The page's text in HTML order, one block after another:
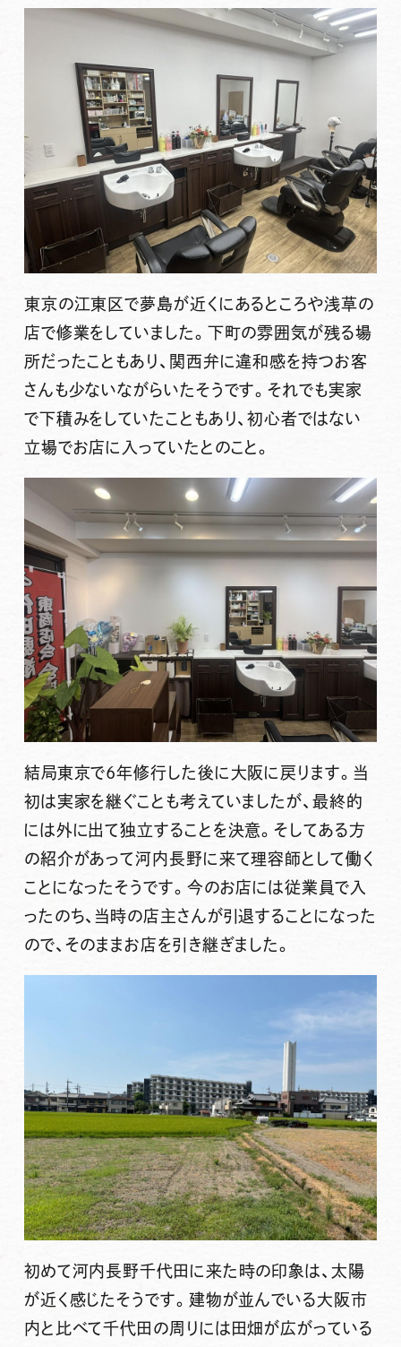
東京の江東区で夢島が近くにあるところや浅草の
店で修業をしていました。下町の雰囲気が残る場
所だったこともあり、関西弁に違和感を持つお客
さんも少ないながらいたそうです。それでも実家
で下積みをしていたこともあり、初心者ではない
立場でお店に入っていたとのこと。
結局東京で6年修行した後に大阪に戻ります。当
初は実家を継ぐことも考えていましたが、最終的
には外に出て独立することを決意。そしてある方
の紹介があって河内長野に来て理容師として働く
ことになったそうです。今のお店には従業員で入
ったのち、当時の店主さんが引退することになった
ので、そのままお店を引き継ぎました。
初めて河内長野千代田に来た時の印象は、太陽
が近く感じたそうです。建物が並んでいる大阪市
内と比べて千代田の周りには田畑が広がっている